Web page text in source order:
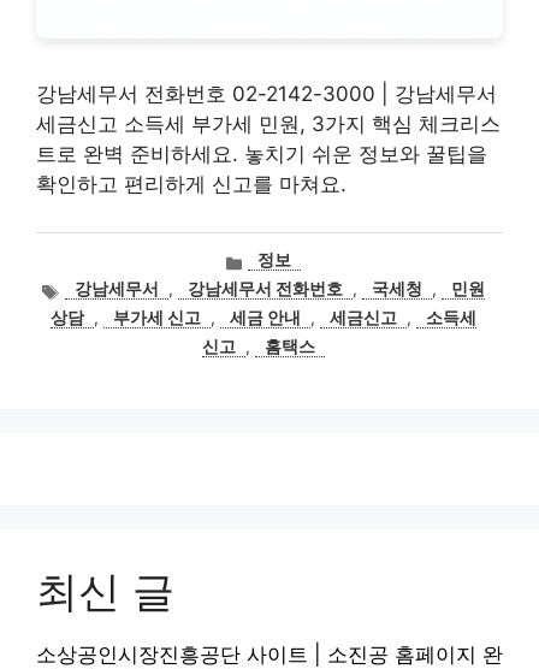
강남세무서 전화번호 02-2142-3000 | 강남세무서
세금신고 소득세 부가세 민원, 3가지 핵심 체크리스
트로 완벽 준비하세요. 놓치기 쉬운 정보와 꿀팁을
확인하고 편리하게 신고를 마쳐요.
카
테
고
리
정보
태
그
강남세무서 , 강남세무서 전화번호 , 국세청 ,
민원
상담 , 부가세 신고 , 세금 안내 , 세금신고 ,
소득세
신고
, 홈택스
최신 글
소상공인시장진흥공단 사이트 | 소진공 홈페이지 완